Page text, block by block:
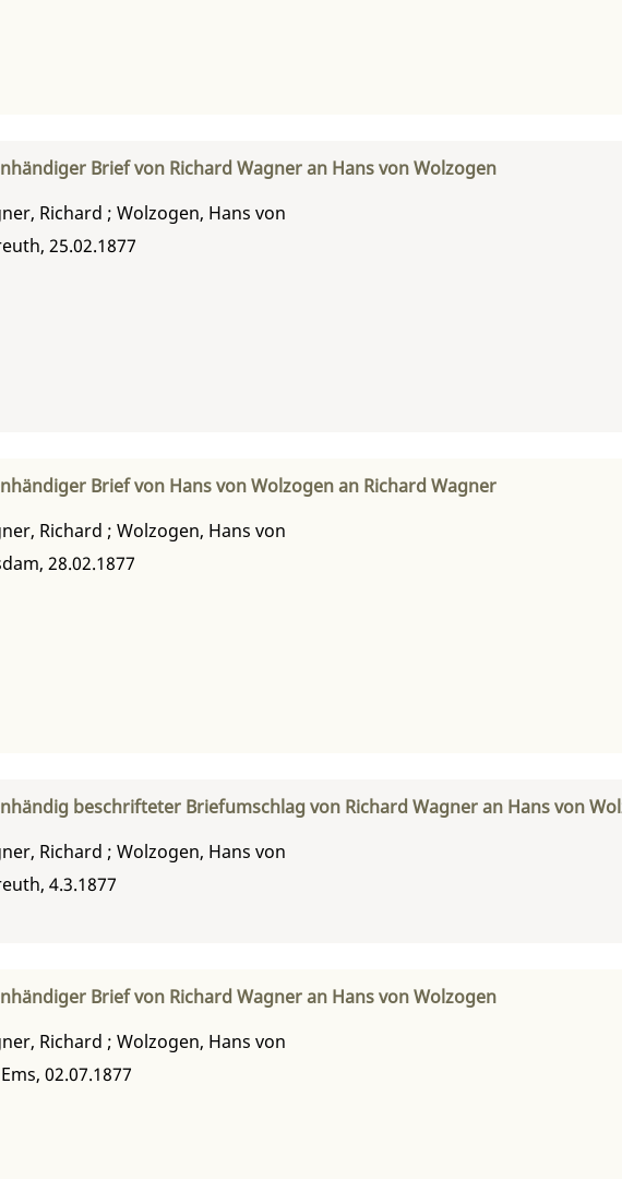
Brief von Richard Wagner an Hans von Wolzogen
Richard ; Wolzogen, Hans von
25.02.1877
Brief von Hans von Wolzogen an Richard Wagner
Richard ; Wolzogen, Hans von
28.02.1877
beschrifteter Briefumschlag von Richard Wagner an Hans von
Richard ; Wolzogen, Hans von
4.3.1877
Brief von Richard Wagner an Hans von Wolzogen
Richard ; Wolzogen, Hans von
02.07.1877